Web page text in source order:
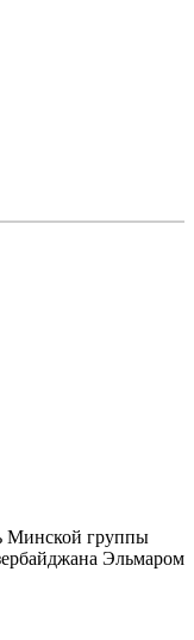
Минской группы
Эльмаром